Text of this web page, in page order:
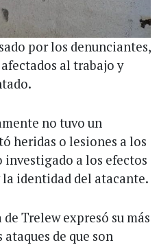
por los denunciantes,
al trabajo y
no tuvo un
heridas o lesiones a los
investigado a los efectos
la identidad del atacante.
Trelew expresó su más
de que son